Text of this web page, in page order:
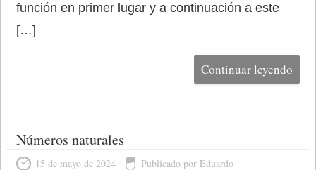
función en primer lugar y a continuación a este
[…]
Continuar leyendo
Números naturales
15 de mayo de 2024 Publicado por Eduardo